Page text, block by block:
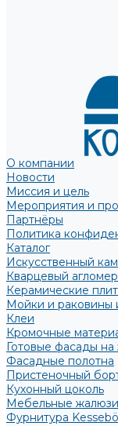
О компании
Новости
Миссия и цель
Мероприятия и
Партнёры
Политика
Каталог
Искусственный
Кварцевый
Керамические
Мойки и раковины
Клеи
Кромочные
Готовые фасады на
Фасадные полотна
Пристеночный
Кухонный цоколь
Мебельные жалюзи
Фурнитура